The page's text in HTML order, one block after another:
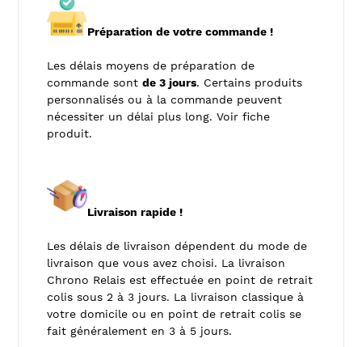
Préparation de votre commande !
Les délais moyens de préparation de
commande sont de 3 jours. Certains produits
personnalisés ou à la commande peuvent
nécessiter un délai plus long. Voir fiche
produit.
Livraison rapide !
Les délais de livraison dépendent du mode de
livraison que vous avez choisi. La livraison
Chrono Relais est effectuée en point de retrait
colis sous 2 à 3 jours. La livraison classique à
votre domicile ou en point de retrait colis se
fait généralement en 3 à 5 jours.